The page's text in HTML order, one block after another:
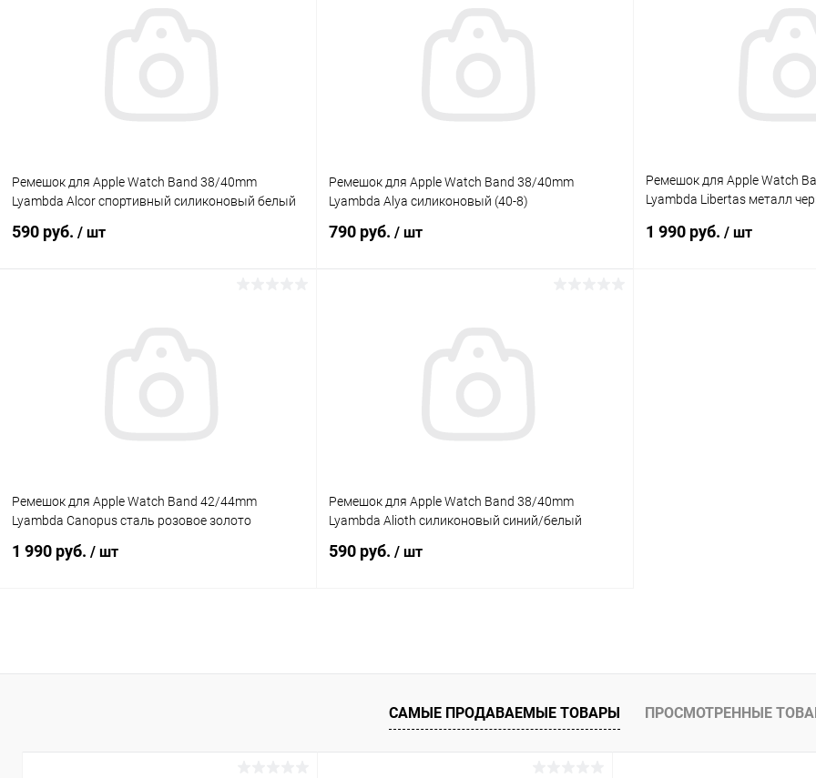
Ремешок для Apple Watch Band 38/40mm
Lyambda Alcor спортивный силиконовый белый
590 руб. / шт
Ремешок для Apple Watch Band 38/40mm
Lyambda Alya силиконовый (40-8)
790 руб. / шт
Ремешок для Apple Watch
Lyambda Libertas металл
1 990 руб. / шт
Ремешок для Apple Watch Band 42/44mm
Lyambda Canopus сталь розовое золото
1 990 руб. / шт
К сравнению
Ремешок для Apple Watch Band 38/40mm
Lyambda Alioth силиконовый синий/белый
590 руб. / шт
К сравнению
В избранное Под заказ
САМЫЕ ПРОДАВАЕМЫЕ ТОВАРЫ ПРОСМОТРЕННЫЕ